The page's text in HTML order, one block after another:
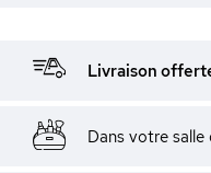
Livraison
Dans votre salle